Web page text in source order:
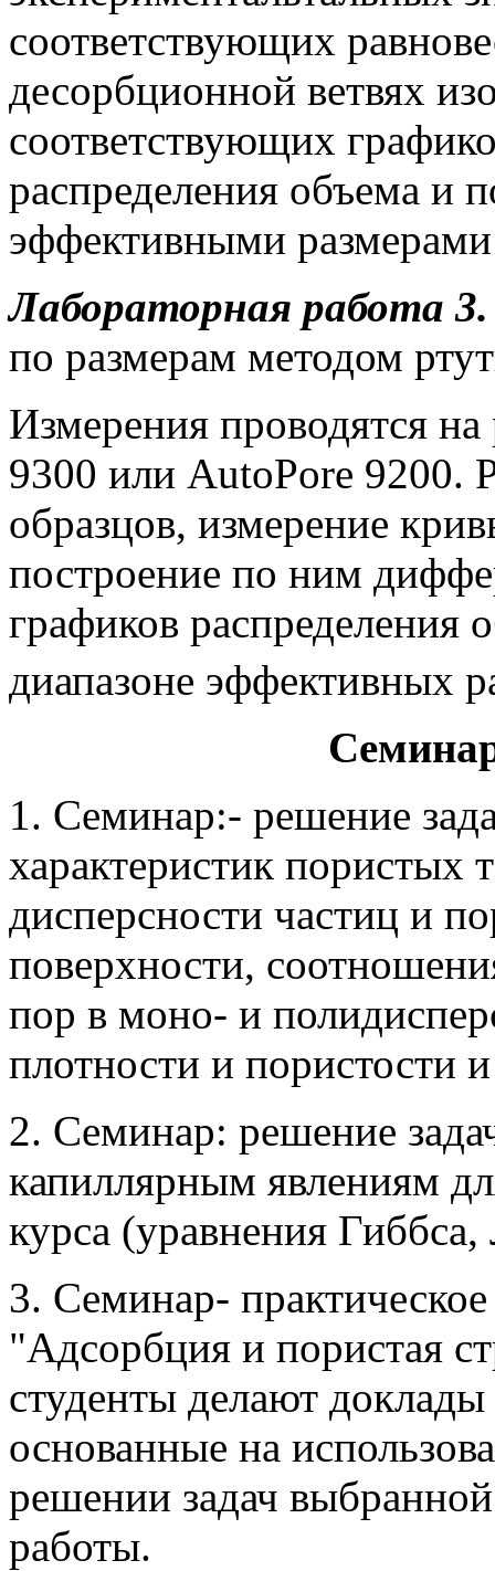
соответствующих
десорбционной ветвях
соответствующих
распределения объема и
эффективными
Лабораторная работа 3.
по размерам методом
Измерения проводятся
9300 или AutoPore 9200.
образцов, измерение
построение по ним
графиков распределения
диапазоне эффективных
1. Семинар:- решение
характеристик пористых
дисперсности частиц и
поверхности,
пор в моно- и
плотности и пористости
2. Семинар: решение
капиллярным явлениям
курса (уравнения
3. Семинар-
"Адсорбция и пористая
студенты делают
основанные на
решении задач
работы.